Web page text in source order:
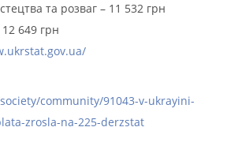
та розваг – 11 532 грн
12 649 грн
community/91043-v-ukrayini-
zrosla-na-225-derzstat